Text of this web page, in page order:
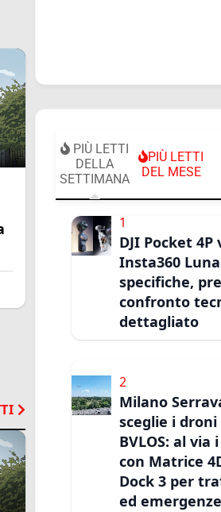
PIÙ LETTI
DELLA
SETTIMANA
PIÙ LETTI
DEL MESE
1
DJI Pocket 4P
Insta360
specifiche,
confronto
dettagliato
2
Milano
sceglie i droni
BVLOS: al via
con Matrice
Dock 3 per
ed emergenze